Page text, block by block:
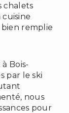
chalets
remplie
Bois-
par le ski
nous
pour